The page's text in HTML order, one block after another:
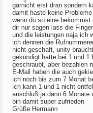
garnicht erst dran sondern
damit haste keine
wenn du so eine
dir nur sagen lass die
und die leistungen naja ich
ich dennen die
nicht geschaft, unity
gekündigt hatte bei 1 und 1
geschraubt, aber bezahlen
E-Mail haben die auch
ich noch bis zum 7 Monat
ich kann 1 und 1 nicht
anschluß ja dann 6 Monate
bin damit super zufrieden
Grüße Hermann